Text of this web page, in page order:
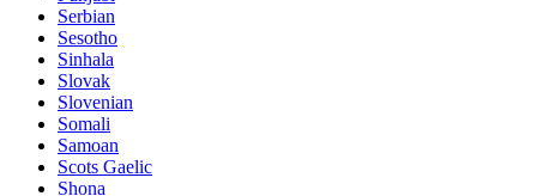
Serbian
Sesotho
Sinhala
Slovak
Slovenian
Somali
Samoan
Scots Gaelic
Shona